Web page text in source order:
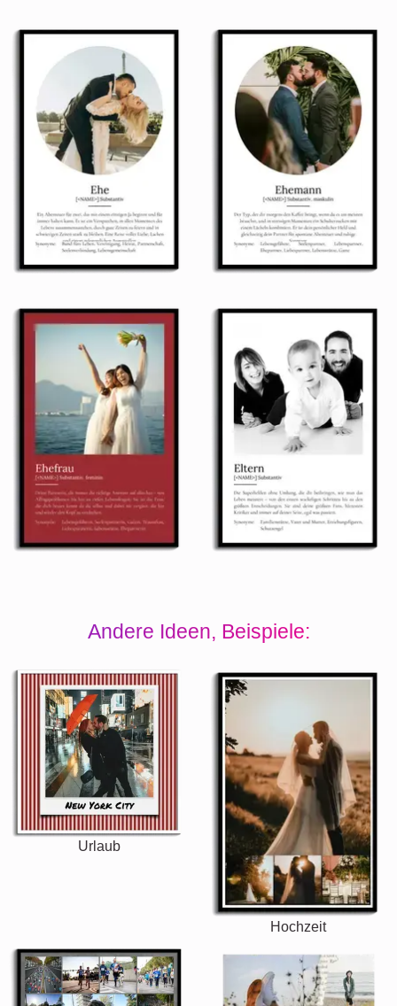
Andere Ideen, Beispiele:
Urlaub
Hochzeit